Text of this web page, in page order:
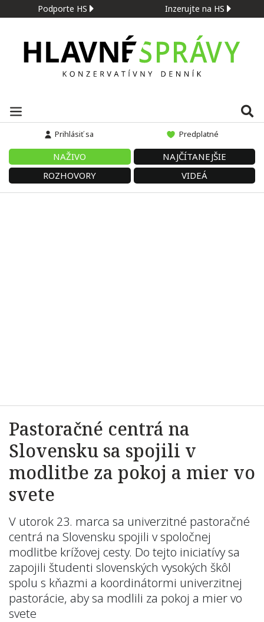
Podporte HS Inzerujte na HS
Prihlásiť sa Predplatné
NAŽIVO
NAJČÍTANEJŠIE
ROZHOVORY
VIDEÁ
Pastoračné centrá na
Slovensku sa spojili v
modlitbe za pokoj a mier vo
svete
V utorok 23. marca sa univerzitné pastoračné
centrá na Slovensku spojili v spoločnej
modlitbe krížovej cesty. Do tejto iniciatívy sa
zapojili študenti slovenských vysokých škôl
spolu s kňazmi a koordinátormi univerzitnej
pastorácie, aby sa modlili za pokoj a mier vo
svete